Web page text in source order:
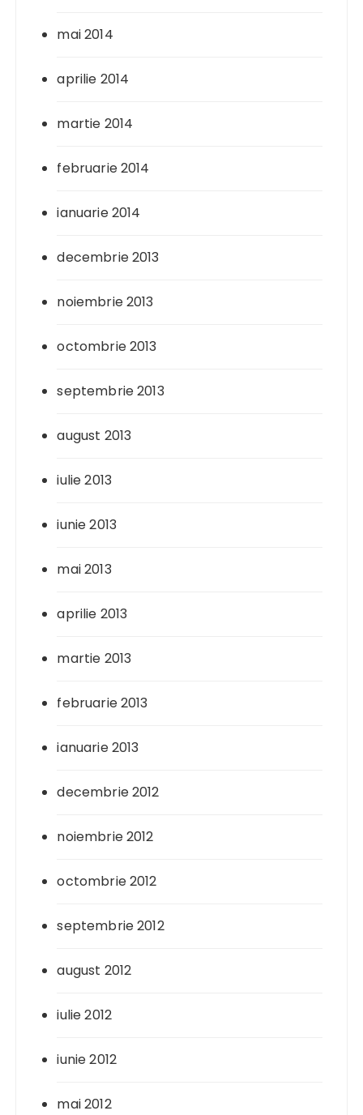
mai 2014
aprilie 2014
martie 2014
februarie 2014
ianuarie 2014
decembrie 2013
noiembrie 2013
octombrie 2013
septembrie 2013
august 2013
iulie 2013
iunie 2013
mai 2013
aprilie 2013
martie 2013
februarie 2013
ianuarie 2013
decembrie 2012
noiembrie 2012
octombrie 2012
septembrie 2012
august 2012
iulie 2012
iunie 2012
mai 2012